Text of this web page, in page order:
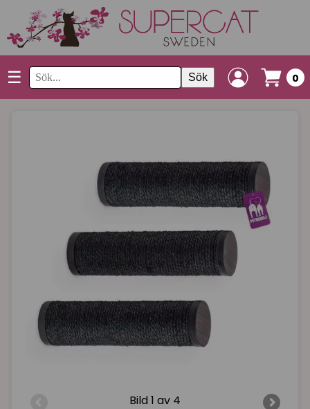
☰ Sök 0
Bild 1 av 4